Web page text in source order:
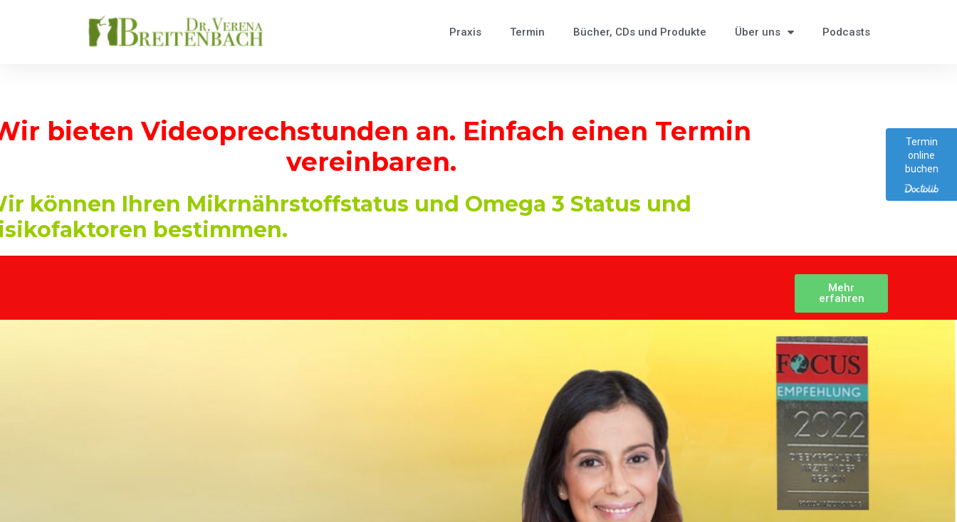
Praxis Termin Bücher, CDs und Produkte Über uns Podcasts
bieten Videoprechstunden an. Einfach einen Termin
vereinbaren.
können Ihren Mikrnährstoffstatus und Omega 3 Status und
bestimmen.
Termin
online
buchen
Mehr
erfahren